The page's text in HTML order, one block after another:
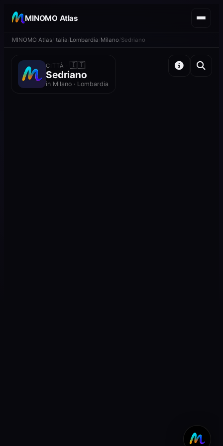
MINOMO Atlas
MINOMO Atlas Italia Lombardia Milano Sedriano
CITTÀ ·🇮🇹
Sedriano
in Milano · Lombardia